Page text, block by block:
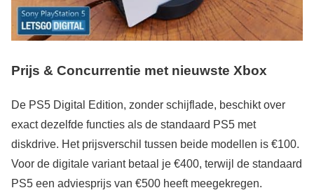
Prijs & Concurrentie met nieuwste Xbox
De PS5 Digital Edition, zonder schijflade, beschikt over
exact dezelfde functies als de standaard PS5 met
diskdrive. Het prijsverschil tussen beide modellen is €100.
Voor de digitale variant betaal je €400, terwijl de standaard
PS5 een adviesprijs van €500 heeft meegekregen.